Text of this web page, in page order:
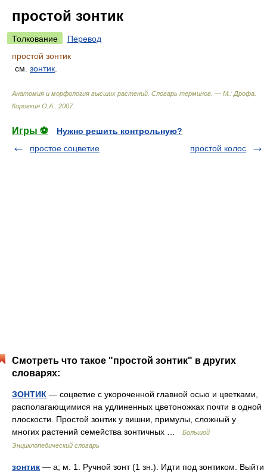
простой зонтик
Толкование
Перевод
простой зонтик
см. зонтик
Анатомия и морфология высших растений. Словарь терминов. — М.: Дрофа
Коровкин О.А.
2007.
Игры ⚽
Нужно решить контрольную?
простое соцветие
простой колос
Смотреть что такое "простой зонтик" в других
словарях:
ЗОНТИК — соцветие с укороченной главной осью и цветками,
располагающимися на удлиненных цветоножках почти в одной
плоскости. Простой зонтик у вишни, примулы, сложный у
многих растений семейства зонтичных …
Большой
Энциклопедический словарь
зонтик — а; м. 1. Ручной зонт (1 зн.). Идти под зонтиком. Выйти